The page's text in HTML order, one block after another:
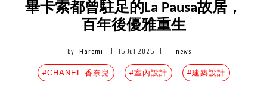
畢卡索都曾駐足的La Pausa故居，
百年後優雅重生
by Haremi 16 Jul 2025 news
#CHANEL 香奈兒 #室內設計 #建築設計